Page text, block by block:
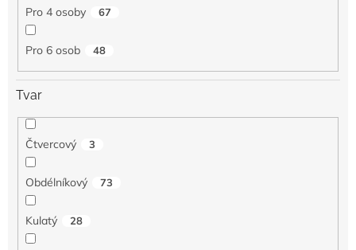
Pro 4 osoby 67
Pro 6 osob 48
Tvar
Čtvercový 3
Obdélníkový 73
Kulatý 28